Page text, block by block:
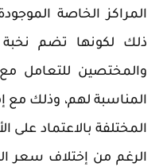
المراكز الخاصة
ذلك لكونها تضم نخبة
والمختصين للتعامل
المناسبة لهم، وذلك مع
المختلفة بالاعتماد على
الرغم من إختلاف سعر